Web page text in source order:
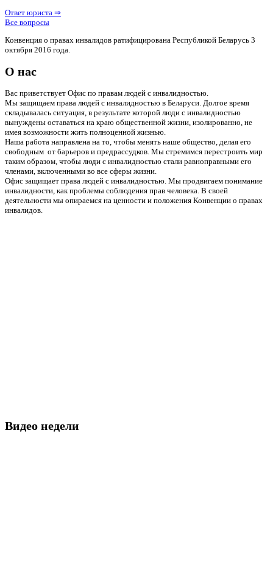
Ответ юриста ⇒
Все вопросы
Конвенция о правах инвалидов ратифицирована Республикой Беларусь 3
октября 2016 года.
О нас
Вас приветствует Офис по правам людей с инвалидностью.
Мы защищаем права людей с инвалидностью в Беларуси. Долгое время
складывалась ситуация, в результате которой люди с инвалидностью
вынуждены оставаться на краю общественной жизни, изолированно, не
имея возможности жить полноценной жизнью.
Наша работа направлена на то, чтобы менять наше общество, делая его
свободным от барьеров и предрассудков. Мы стремимся перестроить мир
таким образом, чтобы люди с инвалидностью стали равноправными его
членами, включенными во все сферы жизни.
Офис защищает права людей с инвалидностью. Мы продвигаем понимание
инвалидности, как проблемы соблюдения прав человека. В своей
деятельности мы опираемся на ценности и положения Конвенции о правах
инвалидов.
Видео недели